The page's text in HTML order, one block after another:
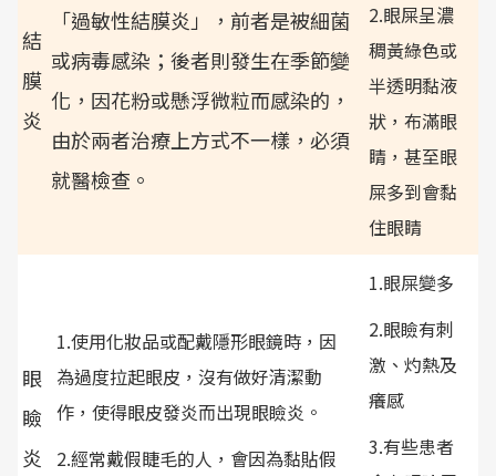
結
膜
炎
「過敏性結膜炎」，前者是被細菌
或病毒感染；後者則發生在季節變
化，因花粉或懸浮微粒而感染的，
由於兩者治療上方式不一樣，必須
就醫檢查。
2.眼屎呈濃
稠黃綠色或
半透明黏液
狀，布滿眼
睛，甚至眼
屎多到會黏
住眼睛
眼
瞼
炎
1.使用化妝品或配戴隱形眼鏡時，因
為過度拉起眼皮，沒有做好清潔動
作，使得眼皮發炎而出現眼瞼炎。
2.經常戴假睫毛的人，會因為黏貼假
1.眼屎變多
2.眼瞼有刺
激、灼熱及
癢感
3.有些患者